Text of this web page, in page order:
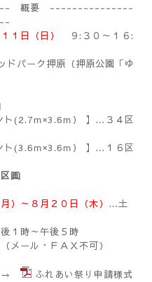
概要 ---------------
１日（日）
９:３０～１６:
パーク押原（押原公園「ゆ
ｍ×3.6ｍ） 】…３４区
ｍ×3.6ｍ） 】…１６区
画
）～８月２０日（木） …土
後１時～午後５時
メール・ＦＡＸ不可）
→
ふれあい祭り申請様式